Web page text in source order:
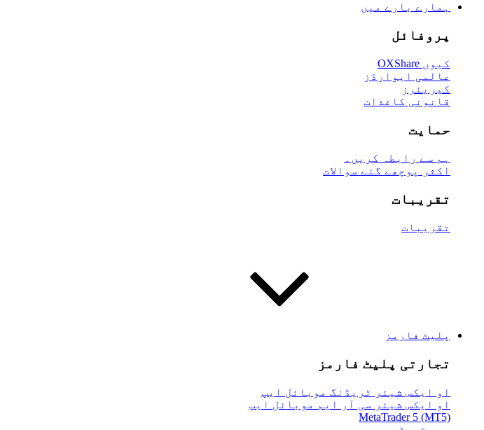
ہمارے بارے میں
پروفائل
کیوں OXShare
عالمی ایوارڈز
کیریئرز
قانونی کاغذات
حمایت
ہم سے رابطہ کریں۔
اکثر پوچھے گئے سوالات
تقریبات
تقریبات
پلیٹ فارمز
تجارتی پلیٹ فارمز
او ایکس شیئر ٹریڈنگ موبائل ایپ
او ایکس شیئر سی آر ایم موبائل ایپ
MetaTrader 5 (MT5)